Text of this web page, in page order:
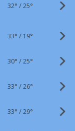
32° /25°
33° / 19°
30° /25°
33° /26°
33° /29°